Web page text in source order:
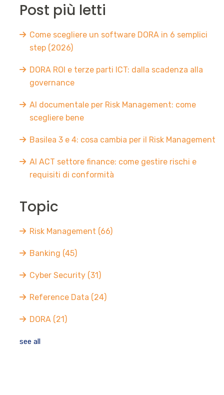
Post più letti
Come scegliere un software DORA in 6 semplici
step (2026)
DORA ROI e terze parti ICT: dalla scadenza alla
governance
AI documentale per Risk Management: come
scegliere bene
Basilea 3 e 4: cosa cambia per il Risk Management
AI ACT settore finance: come gestire rischi e
requisiti di conformità
Topic
Risk Management (66)
Banking (45)
Cyber Security (31)
Reference Data (24)
DORA (21)
see all